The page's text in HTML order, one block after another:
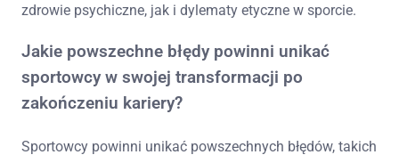
zdrowie psychiczne, jak i dylematy etyczne w sporcie.
Jakie powszechne błędy powinni unikać
sportowcy w swojej transformacji po
zakończeniu kariery?
Sportowcy powinni unikać powszechnych błędów, takich